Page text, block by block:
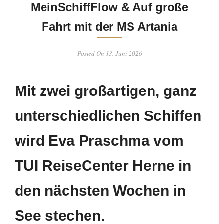
MeinSchiffFlow & Auf große
Fahrt mit der MS Artania
Posted On 13. Juni 2026
Mit zwei großartigen, ganz
unterschiedlichen Schiffen
wird Eva Praschma vom
TUI ReiseCenter Herne in
den nächsten Wochen in
See stechen.